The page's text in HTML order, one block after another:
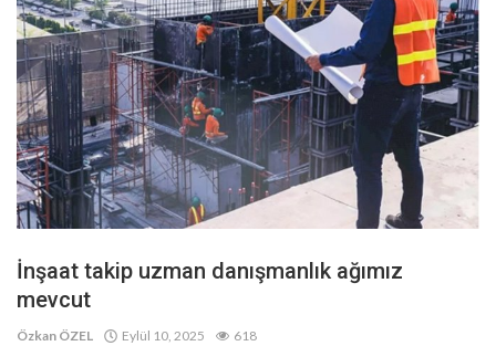
İnşaat takip uzman danışmanlık ağımız
mevcut
Özkan ÖZEL Eylül 10, 2025 618